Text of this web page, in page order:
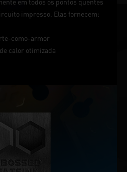
em todos os pontos quentes
impresso. Elas fornecem:
como-armor
calor otimizada